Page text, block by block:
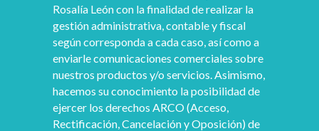
Rosalía León con la finalidad de realizar la
gestión administrativa, contable y fiscal
según corresponda a cada caso, así como a
enviarle comunicaciones comerciales sobre
nuestros productos y/o servicios. Asimismo,
hacemos su conocimiento la posibilidad de
ejercer los derechos ARCO (Acceso,
Rectificación, Cancelación y Oposición) de